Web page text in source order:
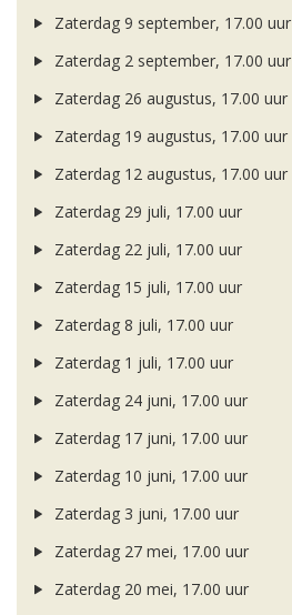
Zaterdag 9 september, 17.00 uur
Zaterdag 2 september, 17.00 uur
Zaterdag 26 augustus, 17.00 uur
Zaterdag 19 augustus, 17.00 uur
Zaterdag 12 augustus, 17.00 uur
Zaterdag 29 juli, 17.00 uur
Zaterdag 22 juli, 17.00 uur
Zaterdag 15 juli, 17.00 uur
Zaterdag 8 juli, 17.00 uur
Zaterdag 1 juli, 17.00 uur
Zaterdag 24 juni, 17.00 uur
Zaterdag 17 juni, 17.00 uur
Zaterdag 10 juni, 17.00 uur
Zaterdag 3 juni, 17.00 uur
Zaterdag 27 mei, 17.00 uur
Zaterdag 20 mei, 17.00 uur